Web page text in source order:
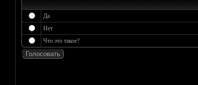
Да
Нет
Что это такое?